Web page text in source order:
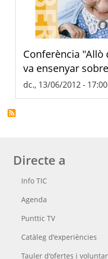
Conferència "Allò
va ensenyar
dc., 13/06/2012 - 17:00
Directe a
Info TIC
Agenda
Punttic TV
Catàleg d'experiències
Tauler d'ofertes i